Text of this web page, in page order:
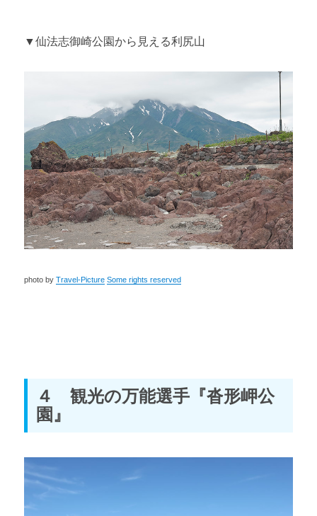
▼仙法志御崎公園から見える利尻山
photo byTravel-Picture Some rights reserved
４ 観光の万能選手『沓形岬公
園』